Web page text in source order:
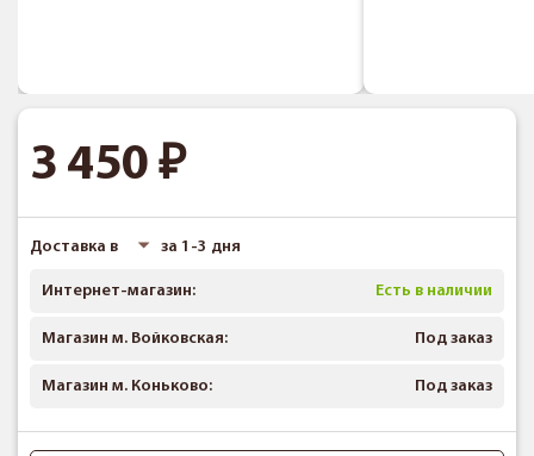
3 450
Доставка в за 1-3 дня
Интернет-магазин: Есть в наличии
Магазин м. Войковская: Под заказ
Магазин м. Коньково: Под заказ